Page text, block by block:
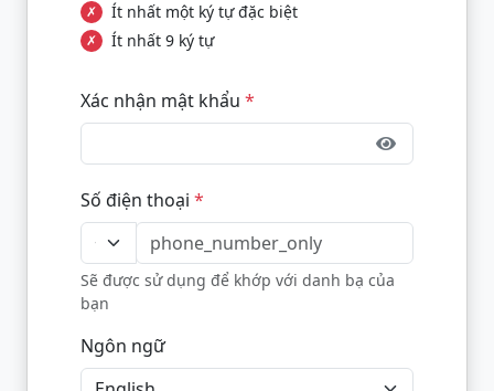
✗ Ít nhất một ký tự đặc biệt
✗ Ít nhất 9 ký tự
Xác nhận mật khẩu *
Số điện thoại *
Sẽ được sử dụng để khớp với danh bạ của
bạn
Ngôn ngữ